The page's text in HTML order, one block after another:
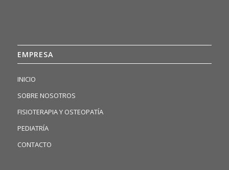
EMPRESA
INICIO
SOBRE NOSOTROS
FISIOTERAPIA Y OSTEOPATÍA
PEDIATRÍA
CONTACTO